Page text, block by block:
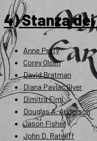
4) Stanza
Anne Petty
Corey Olsen
David Bratman
Diana Pavlac Glyer
Dimitra Fimi
Douglas A. Anderson
Jason Fisher
John D. Rateliff